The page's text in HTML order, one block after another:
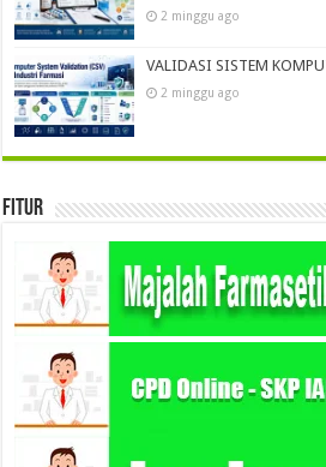
2 minggu ago
VALIDASI SISTEM
2 minggu ago
Fitur